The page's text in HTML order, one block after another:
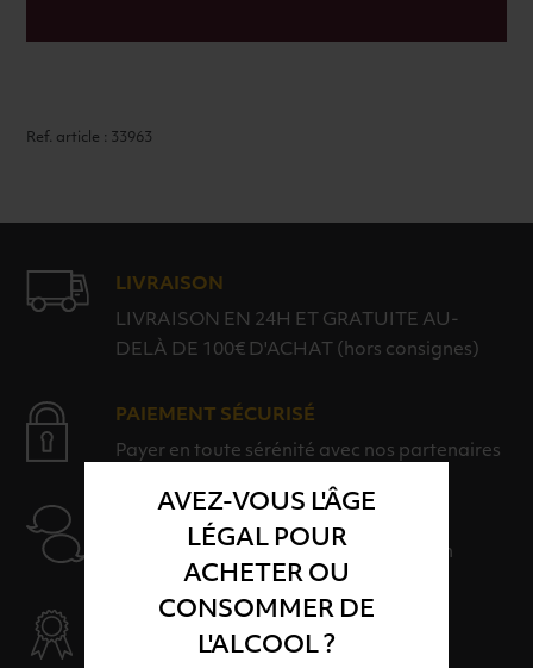
AVEZ-VOUS L'ÂGE
LÉGAL POUR
ACHETER OU
CONSOMMER DE
L'ALCOOL ?
Ref. article : 33963
LIVRAISON
LIVRAISON EN 24H ET GRATUITE AU-
DELÀ DE 100€ D'ACHAT (hors consignes)
PAIEMENT SÉCURISÉ
Payer en toute sérénité avec nos partenaires
Nos conseillers sont à votre disposition
SÉLECTION & QUALITÉ
Des produits sélectionnés avec soins